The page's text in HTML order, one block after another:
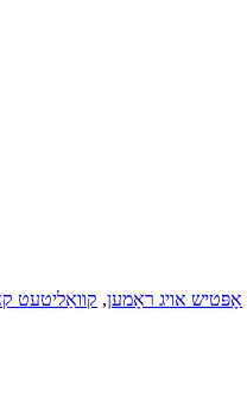
אָפּטיש אויג ראָמען, קוואַליטעט